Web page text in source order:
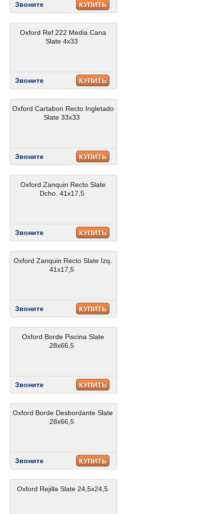
Звоните КУПИТЬ
Oxford Ref.222 Media Cana
Slate 4x33
Звоните КУПИТЬ
Oxford Cartabon Recto Ingletado
Slate 33x33
Звоните КУПИТЬ
Oxford Zanquin Recto Slate
Dcho. 41x17,5
Звоните КУПИТЬ
Oxford Zanquin Recto Slate Izq.
41x17,5
Звоните КУПИТЬ
Oxford Borde Piscina Slate
28x66,5
Звоните КУПИТЬ
Oxford Borde Desbordante Slate
28x66,5
Звоните КУПИТЬ
Oxford Rejilla Slate 24,5x24,5